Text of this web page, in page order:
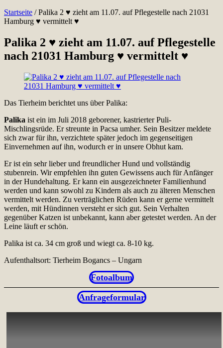
Startseite /Palika 2 ♥ zieht am 11.07. auf Pflegestelle nach 21031
Hamburg ♥ vermittelt ♥
Palika 2 ♥ zieht am 11.07. auf Pflegestelle
nach 21031 Hamburg ♥ vermittelt ♥
Das Tierheim berichtet uns über Palika:
Palika ist ein im Juli 2018 geborener, kastrierter Puli-
Mischlingsrüde. Er streunte in Pacsa umher. Sein Besitzer meldete
sich zwar für ihn, verzichtete später jedoch im gegenseitigen
Einvernehmen auf ihn, wodurch er in unsere Obhut kam.
Er ist ein sehr lieber und freundlicher Hund und vollständig
stubenrein. Wir empfehlen ihn guten Gewissens auch für Anfänger
in der Hundehaltung. Er kann ein ausgezeichneter Familienhund
werden und kann sowohl zu Kindern als auch zu älteren Menschen
vermittelt werden. Zu verträglichen Rüden kann er gerne vermittelt
werden, mit Hündinnen versteht er sich gut. Sein Verhalten
gegenüber Katzen ist unbekannt, kann aber getestet werden. An der
Leine läuft er schön.
Palika ist ca. 34 cm groß und wiegt ca. 8-10 kg.
Aufenthaltsort: Tierheim Bogancs – Ungarn
Fotoalbum
Anfrageformular